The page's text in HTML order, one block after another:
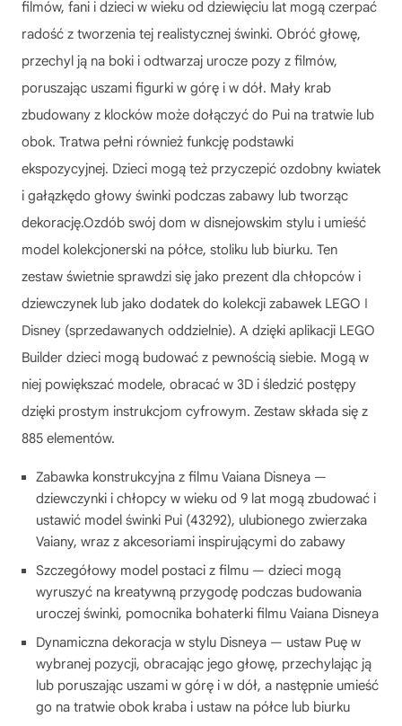
filmów, fani i dzieci w wieku od dziewięciu lat mogą czerpać
radość z tworzenia tej realistycznej świnki. Obróć głowę,
przechyl ją na boki i odtwarzaj urocze pozy z filmów,
poruszając uszami figurki w górę i w dół. Mały krab
zbudowany z klocków może dołączyć do Pui na tratwie lub
obok. Tratwa pełni również funkcję podstawki
ekspozycyjnej. Dzieci mogą też przyczepić ozdobny kwiatek
i gałązkędo głowy świnki podczas zabawy lub tworząc
dekorację.Ozdób swój dom w disnejowskim stylu i umieść
model kolekcjonerski na półce, stoliku lub biurku. Ten
zestaw świetnie sprawdzi się jako prezent dla chłopców i
dziewczynek lub jako dodatek do kolekcji zabawek LEGO ǀ
Disney (sprzedawanych oddzielnie). A dzięki aplikacji LEGO
Builder dzieci mogą budować z pewnością siebie. Mogą w
niej powiększać modele, obracać w 3D i śledzić postępy
dzięki prostym instrukcjom cyfrowym. Zestaw składa się z
885 elementów.
Zabawka konstrukcyjna z filmu Vaiana Disneya —
dziewczynki i chłopcy w wieku od 9 lat mogą zbudować i
ustawić model świnki Pui (43292), ulubionego zwierzaka
Vaiany, wraz z akcesoriami inspirującymi do zabawy
Szczegółowy model postaci z filmu — dzieci mogą
wyruszyć na kreatywną przygodę podczas budowania
uroczej świnki, pomocnika bohaterki filmu Vaiana Disneya
Dynamiczna dekoracja w stylu Disneya — ustaw Puę w
wybranej pozycji, obracając jego głowę, przechylając ją
lub poruszając uszami w górę i w dół, a następnie umieść
go na tratwie obok kraba i ustaw na półce lub biurku